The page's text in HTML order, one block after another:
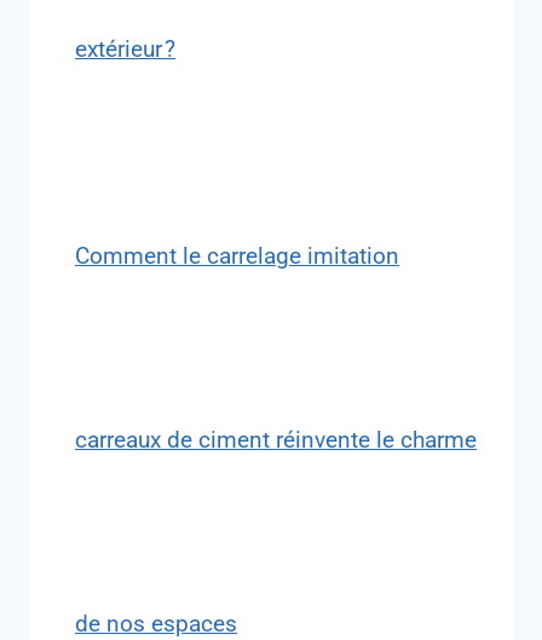
extérieur ?
Comment le carrelage imitation
carreaux de ciment réinvente le charme
de nos espaces